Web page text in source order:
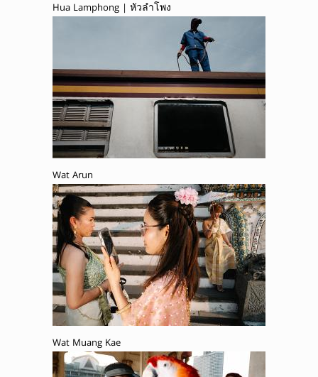
Hua Lamphong | หัวลำโพง
Wat Arun
Wat Muang Kae